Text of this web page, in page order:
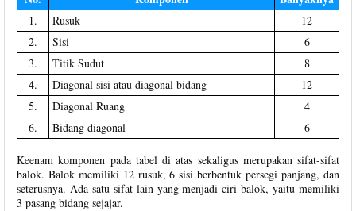
1. Rusuk
12
2.
Sisi
6
3.
Titik Sudut
8
4.
Diagonal sisi atau diagonal bidang
12
5.
Diagonal Ruang
4
6.
Bidang diagonal 6
Keenam komponen pada tabel di atas sekaligus merupakan sifat-sifat
balok. Balok memiliki 12 rusuk, 6 sisi berbentuk persegi panjang, dan
seterusnya. Ada satu sifat lain yang menjadi ciri balok, yaitu memiliki
3 pasang bidang sejajar.